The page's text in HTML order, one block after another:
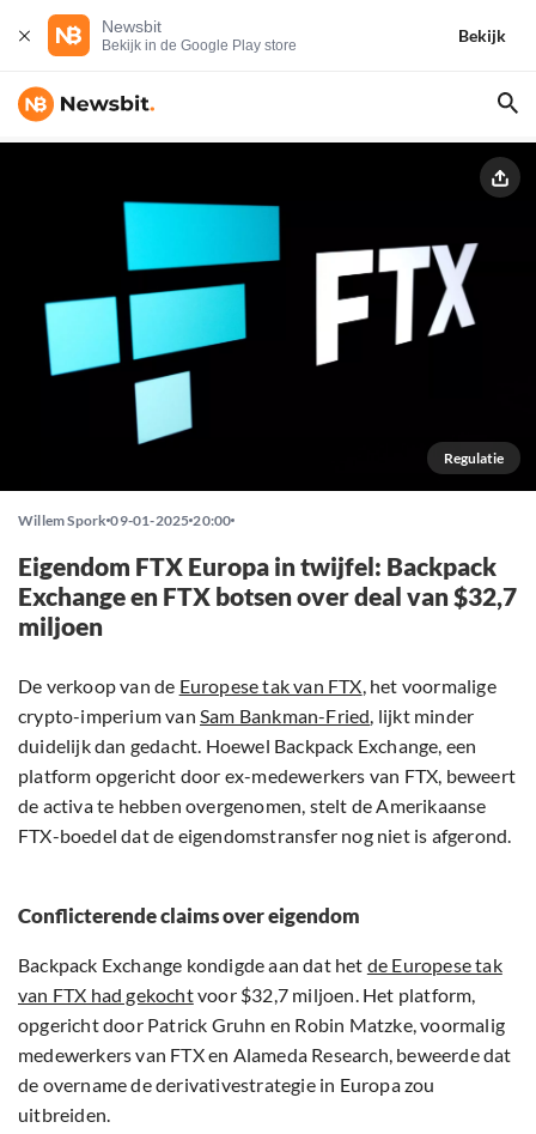
Newsbit
Bekijk in de Google Play store
Bekijk
Regulatie
Willem Spork 09-01-2025 20:00
Eigendom FTX Europa in twijfel: Backpack
Exchange en FTX botsen over deal van $32,7
miljoen
De verkoop van de Europese tak van FTX, het voormalige
crypto-imperium van Sam Bankman-Fried, lijkt minder
duidelijk dan gedacht. Hoewel Backpack Exchange, een
platform opgericht door ex-medewerkers van FTX, beweert
de activa te hebben overgenomen, stelt de Amerikaanse
FTX-boedel dat de eigendomstransfer nog niet is afgerond.
Conflicterende claims over eigendom
Backpack Exchange kondigde aan dat het de Europese tak
van FTX had gekochtvoor $32,7 miljoen. Het platform,
opgericht door Patrick Gruhn en Robin Matzke, voormalig
medewerkers van FTX en Alameda Research, beweerde dat
de overname de derivativestrategie in Europa zou
uitbreiden.